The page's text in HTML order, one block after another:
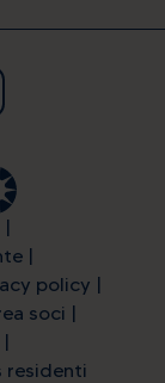
policy
soci
residenti